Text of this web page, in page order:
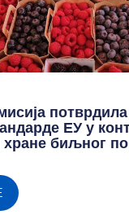
ЕУ у
хране биљног